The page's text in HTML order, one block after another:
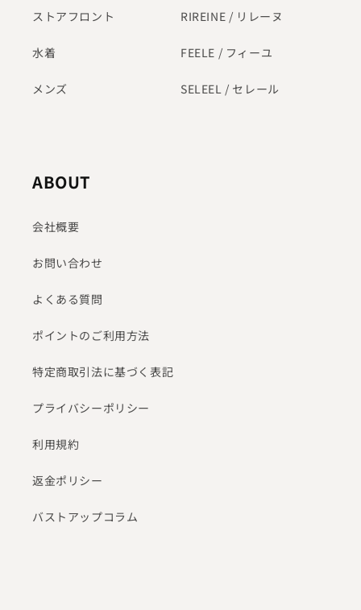
ストアフロント
水着
メンズ
RIREINE / リレーヌ
FEELE / フィーユ
SELEEL / セレール
ABOUT
会社概要
お問い合わせ
よくある質問
ポイントのご利用方法
特定商取引法に基づく表記
プライバシーポリシー
利用規約
返金ポリシー
バストアップコラム